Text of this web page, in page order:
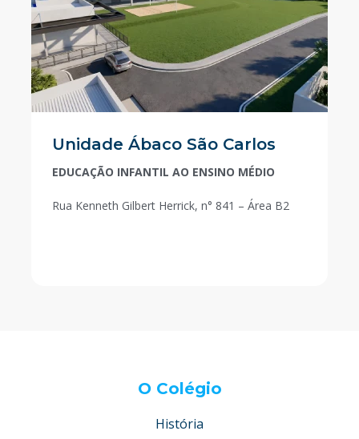
Unidade Ábaco São Carlos
EDUCAÇÃO INFANTIL AO ENSINO MÉDIO
Rua Kenneth Gilbert Herrick, n° 841 – Área B2
O Colégio
História